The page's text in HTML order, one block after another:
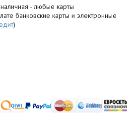
- любые карты
банковские карты и электронные
)